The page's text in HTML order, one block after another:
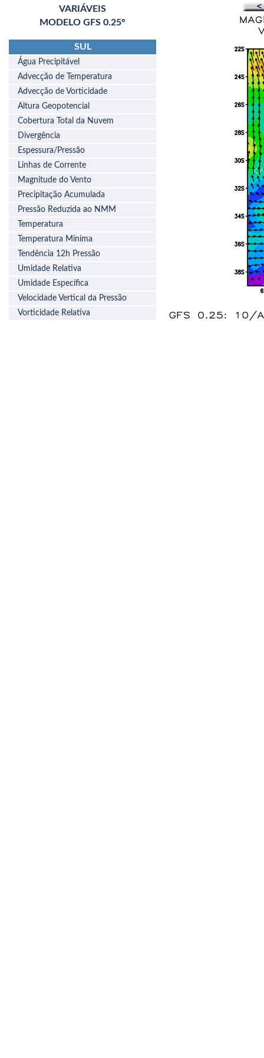
VARIÁVEIS
MODELO GFS 0.25°
SUL
Água Precipitável
Advecção de Temperatura
Advecção de Vorticidade
Altura Geopotencial
Cobertura Total da Nuvem
Divergência
Espessura/Pressão
Linhas de Corrente
Magnitude do Vento
Precipitação Acumulada
Pressão Reduzida ao NMM
Temperatura
Temperatura Mínima
Tendência 12h Pressão
Umidade Relativa
Umidade Específica
Velocidade Vertical da Pressão
Vorticidade Relativa